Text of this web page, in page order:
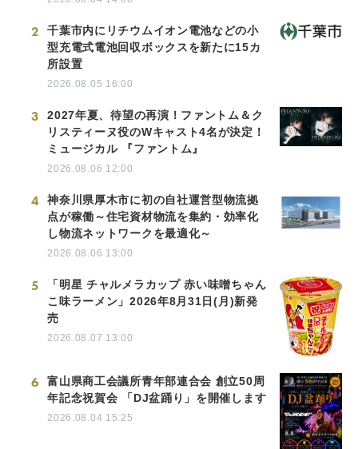
2
千葉市内にリチウムイオン電池などの小
型充電式電池回収ボックスを新たに15カ
所設置
2026.08.05 16:00
3
2027年夏、待望の再演！ファントム＆ク
リスティーヌ役のWキャスト4名が決定！
ミュージカル 『ファントム』
2026.08.06 12:00
4
神奈川県厚木市に初の自社運営型物流拠
点が稼働～住宅資材物流を集約・効率化
し物流ネットワークを最適化～
2026.08.06 13:00
5
「明星 チャルメラカップ 赤い味噌ちゃん
こ味ラーメン」2026年8月31日(月)新発
売
2026.08.07 13:00
6
富山県商工会議所青年部連合会 創立50周
年記念祝賀会 「DJ盆踊り」を開催します
2026.08.04 15:25